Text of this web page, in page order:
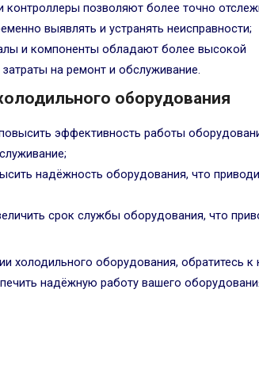
позволяют более точно
выявлять и устранять неисправности;
и компоненты обладают более высокой
на ремонт и обслуживание.
оборудования
эффективность работы
надёжность оборудования, что
срок службы оборудования, что
холодильного оборудования, обратитесь к
надёжную работу вашего